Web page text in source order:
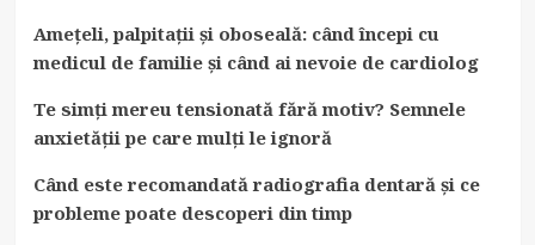
Amețeli, palpitații și oboseală: când începi cu
medicul de familie și când ai nevoie de cardiolog
Te simți mereu tensionată fără motiv? Semnele
anxietății pe care mulți le ignoră
Când este recomandată radiografia dentară și ce
probleme poate descoperi din timp